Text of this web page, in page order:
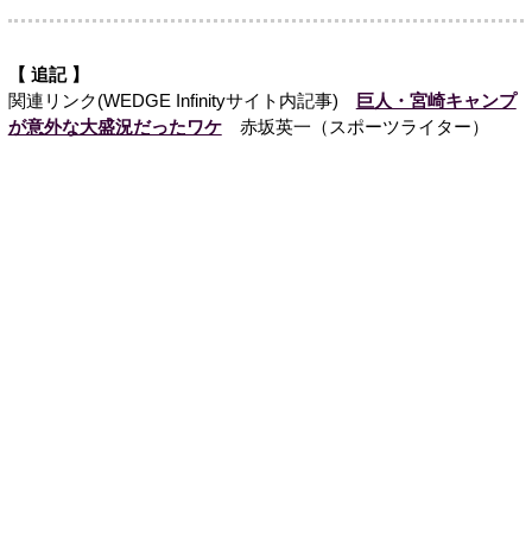
【 追記 】
関連リンク(WEDGE Infinityサイト内記事)
巨人・宮崎キャンプ
が意外な大盛況だったワケ赤坂英一（スポーツライター）